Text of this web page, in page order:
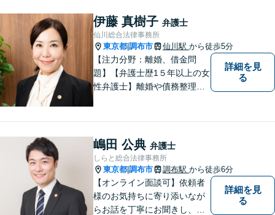
決が何であるのかを見極め、
誠心誠意、仕事に取り組んで
まいります。
伊藤 真樹子 弁護士
仙川総合法律事務所
東京都 調布市 仙川駅 から徒歩5分
【注力分野：離婚、借金問
題】【弁護士歴1５年以上の女
性弁護士】離婚や債務整理
す。【仙川駅５分】
詳細を見
る
嶋田 公典 弁護士
しらと総合法律事務所
東京都 調布市 調布駅 から徒歩6分
【オンライン面談可】依頼者
様のお気持ちに寄り添いなが
らお話を丁寧にお聞きし、分
詳細を見
る